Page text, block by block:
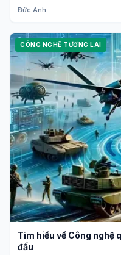
Đức Anh
CÔNG NGHỆ TƯƠNG LAI
Tìm hiểu về Công nghệ
đấu